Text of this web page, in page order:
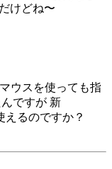
けどね〜
ウスを使っても指
ですが 新
えるのですか？